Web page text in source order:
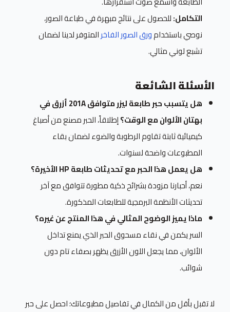
التكامل:للحصول على نتائج مبهرة في طباعة الصور،
نوصي باستخدامورق الصور الفاخرالمتوفر لدينا لضمان
تشبع لوني مثالي.
الأسئلة الشائعة
هل يتسبب حبر طابعة ليزر متوافق 201A أزرق في
بهتان الألوان مع الوقت؟إطلاقاً، الحبر مصنع من أصباغ
كيميائية ثابتة تقاوم الرطوبة والضوء لضمان بقاء
المطبوعات واضحة لسنوات.
هل يعمل هذا الحبر مع تحديثات طابعة HP الأخيرة؟
نعم، أحبارنا مزودة بشرائح ذكية مطورة تتوافق مع آخر
تحديثات الأنظمة البرمجية للطابعات المذكورة.
ماذا يميز الوضوح المثالي في هذا المنتج عن غيره؟
السر يكمن في نقاء مسحوق الحبر الذي يمنع تداخل
الألوان، مما يجعل اللون الأزرق يظهر بصفاء تام دون
شوائب.
لا تقبل بأقل من الكمال في تفاصيل مطبوعاتك؛ احصل على حبر